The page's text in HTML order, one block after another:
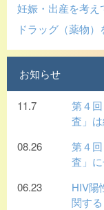
妊娠・出産を考え
ドラッグ（薬物
お知らせ
11.7
第４
査」
08.26
第４
査」
06.23
HIV陽
関す